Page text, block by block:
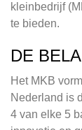
kleinbedrijf
te bieden.
DE
Het MKB
Nederland is
4 van elke 5